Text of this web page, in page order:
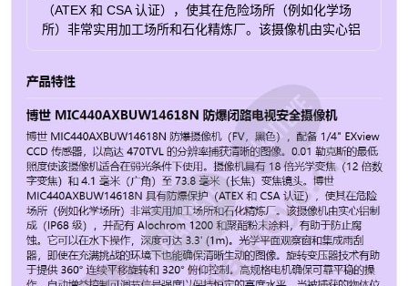
（ATEX 和 CSA 认证），使其在危险场所（例如化学场
所）非常实用加工场所和石化精炼厂。该摄像机由实心铝
(1m)。光学平面观察窗和集成雨刮器，即使在充满挑战的
环境下也能确保清晰生动的图像。旋转变压器技术有助于
提供 360° 连续平移旋转和 320° 俯仰控制。高规格电机确
保可靠平稳的操作。自动增益控制可调节信号强度以保持
恒定的亮度水平。当被捕获的物体位于强光前面时，背光
补偿会调整视频增益以校正曝光。 博世
MIC440AXBUW14618N 特点： 1/4" EXview CCD传感器
18倍光学变焦（12倍数码变焦） 4.1 毫米（广角）至
73.8 毫米（长焦）变焦镜头 视角 - 48°（广角端）至 2.8°
（长焦端） 分辨率 - 高达 470 TVL 光学平面观察窗和集
成雨刮器即使在很有挑战性的条件下也能确保清晰、生动